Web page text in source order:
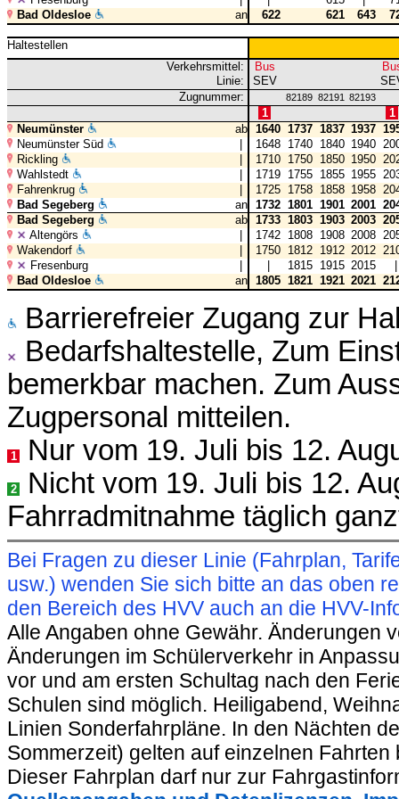
Bad Oldesloe
an 622 621 643
Haltestellen
Verkehrsmittel:
Bus
Linie:
SEV
Zugnummer:
82189 82191 82193
1
1
Neumünster
ab 1640 1737 1837 1937
Neumünster Süd
1648 1740 1840 1940
Rickling
1710 1750 1850 1950
Wahlstedt
1719 1755 1855 1955
Fahrenkrug
| 1725 1758 1858 1958
Bad Segeberg
an 1732 1801 1901 2001
Bad Segeberg
ab 1733 1803 1903 2003
Altengörs
1742 1808 1908 2008
Wakendorf
1750 1812 1912 2012
Fresenburg
1815 1915 2015
Bad Oldesloe
an 1805 1821 1921 2021
Barrierefreier Zugang zur
Bedarfshaltestelle, Zum
bemerkbar machen. Zum
Zugpersonal mitteilen.
1 Nur vom 19. Juli bis 12.
2
Nicht vom 19. Juli bis 12.
Fahrradmitnahme täglich
Bei Fragen zu dieser Linie (Fahrplan,
usw.) wenden Sie sich bitte an das oben
den Bereich des HVV auch an die HVV-
Alle Angaben ohne Gewähr. Änderungen
Änderungen im Schülerverkehr in
vor und am ersten Schultag nach den
Schulen sind möglich. Heiligabend,
Linien Sonderfahrpläne. In den Nächten
Sommerzeit) gelten auf einzelnen
Dieser Fahrplan darf nur zur